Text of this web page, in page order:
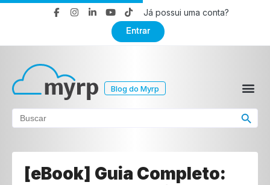
Já possui uma conta?
Entrar
Blog do Myrp
Search
for:
Search Button
[eBook] Guia Completo: